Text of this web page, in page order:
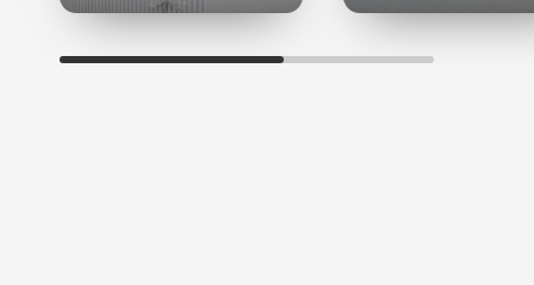
способствует регенерации клеток, регулирует
усиливает циркуляцию крови, обладает